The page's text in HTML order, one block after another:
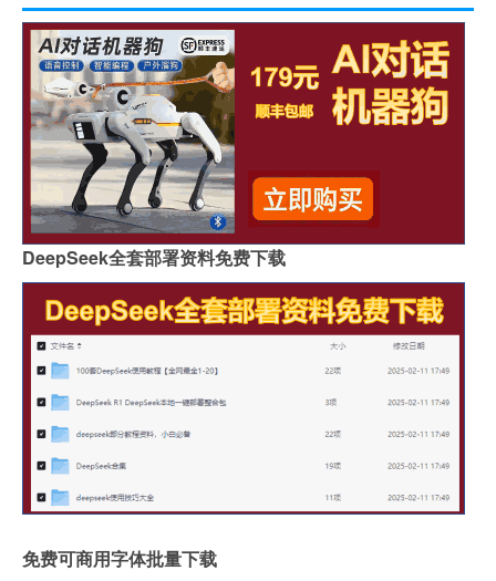
DeepSeek全套部署资料免费下载
免费可商用字体批量下载